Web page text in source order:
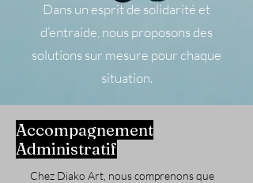
Dans un esprit de solidarité et
d’entraide, nous proposons des
solutions sur mesure pour chaque
situation.
​Accompagnement
Administratif
Chez Diako Art, nous comprenons que